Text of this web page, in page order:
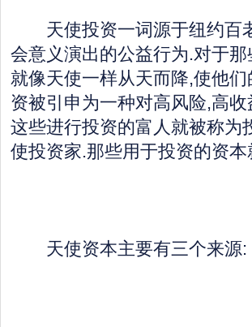
天使投资一词源于纽约百
会意义演出的公益行为.对于
就像天使一样从天而降,使他
资被引申为一种对高风险,高
这些进行投资的富人就被称为
使投资家.那些用于投资的资
天使资本主要有三个来源: